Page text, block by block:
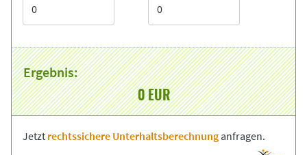
Ergebnis:
0EUR
Jetzt rechtssichere Unterhaltsberechnung anfragen.